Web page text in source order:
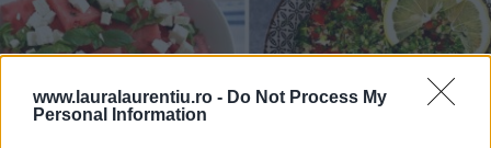
www.lauralaurentiu.ro - Do Not Process My
Personal Information